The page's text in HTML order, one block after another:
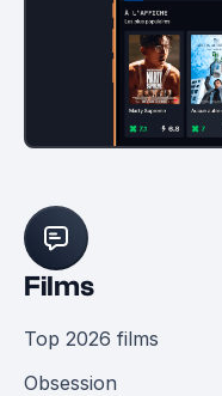
Films
Top 2026 films
Obsession